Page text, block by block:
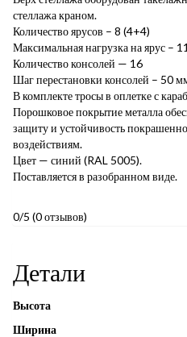
стеллажа краном.
Количество ярусов – 8 (4+4)
Максимальная нагрузка на ярус –
Количество консолей — 16
Шаг перестановки консолей – 50
В комплекте тросы в оплетке с
Порошковое покрытие металла
защиту и устойчивость
воздействиям.
Цвет — синий (RAL 5005).
Поставляется в разобранном виде.
0/5 (0 отзывов)
Детали
Высота
Ширина